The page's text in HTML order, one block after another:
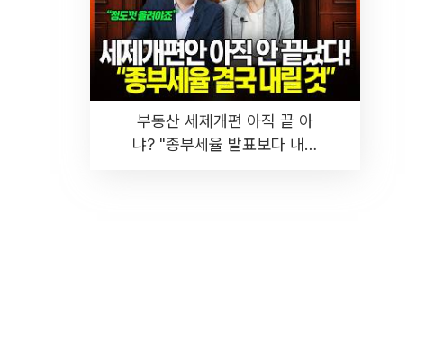
부동산 세제개편 아직 끝 아
냐? "종부세율 발표보다 내릴